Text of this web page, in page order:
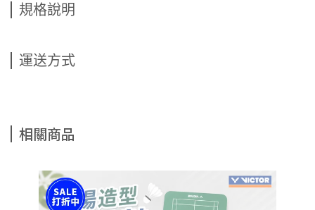
規格說明
運送方式
相關商品